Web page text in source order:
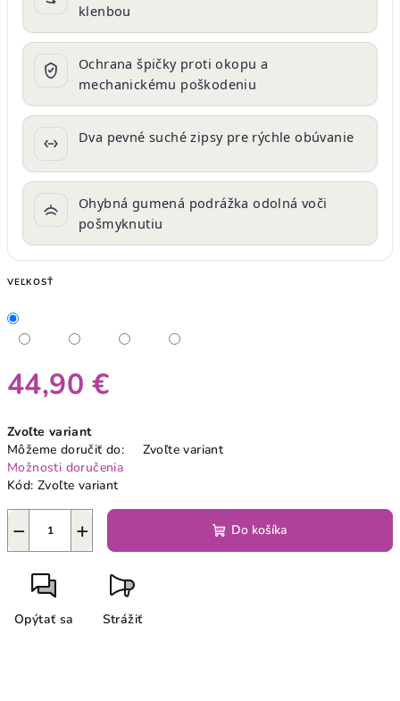
klenbou
Ochrana špičky proti okopu a
mechanickému poškodeniu
Dva pevné suché zipsy pre rýchle obúvanie
Ohybná gumená podrážka odolná voči
pošmyknutiu
VEĽKOSŤ
44,90 €
cena:
Zvoľte variant
Môžeme doručiť do:
Zvoľte variant
Možnosti doručenia
Kód: Zvoľte variant
+
− Do košíka
Opýtať sa Strážiť